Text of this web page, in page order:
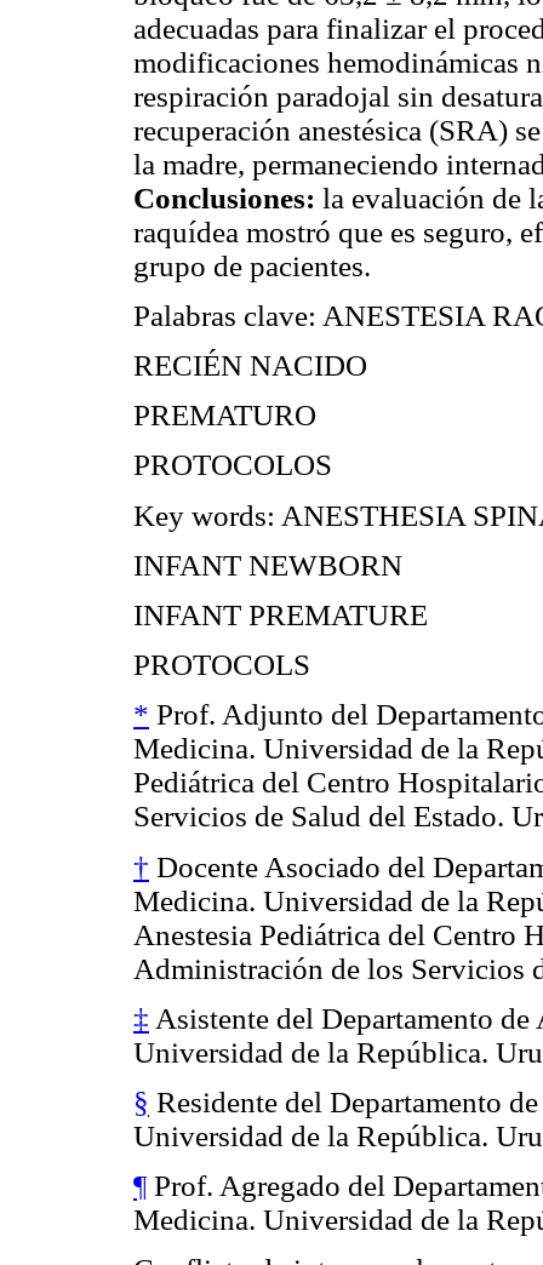
adecuadas para finalizar el
modificaciones hemodinámicas
respiración paradojal sin
recuperación anestésica (SRA)
la madre, permaneciendo
Conclusiones: la evaluación de
raquídea mostró que es seguro,
grupo de pacientes.
Palabras clave: ANESTESIA
RECIÉN NACIDO
PREMATURO
PROTOCOLOS
Key words: ANESTHESIA
INFANT NEWBORN
INFANT PREMATURE
PROTOCOLS
* Prof. Adjunto del
Medicina. Universidad de la
Pediátrica del Centro
Servicios de Salud del Estado.
† Docente Asociado del
Medicina. Universidad de la
Anestesia Pediátrica del Centro
Administración de los Servicios
‡ Asistente del Departamento
Universidad de la República.
§ Residente del Departamento
Universidad de la República.
¶ Prof. Agregado del
Medicina. Universidad de la